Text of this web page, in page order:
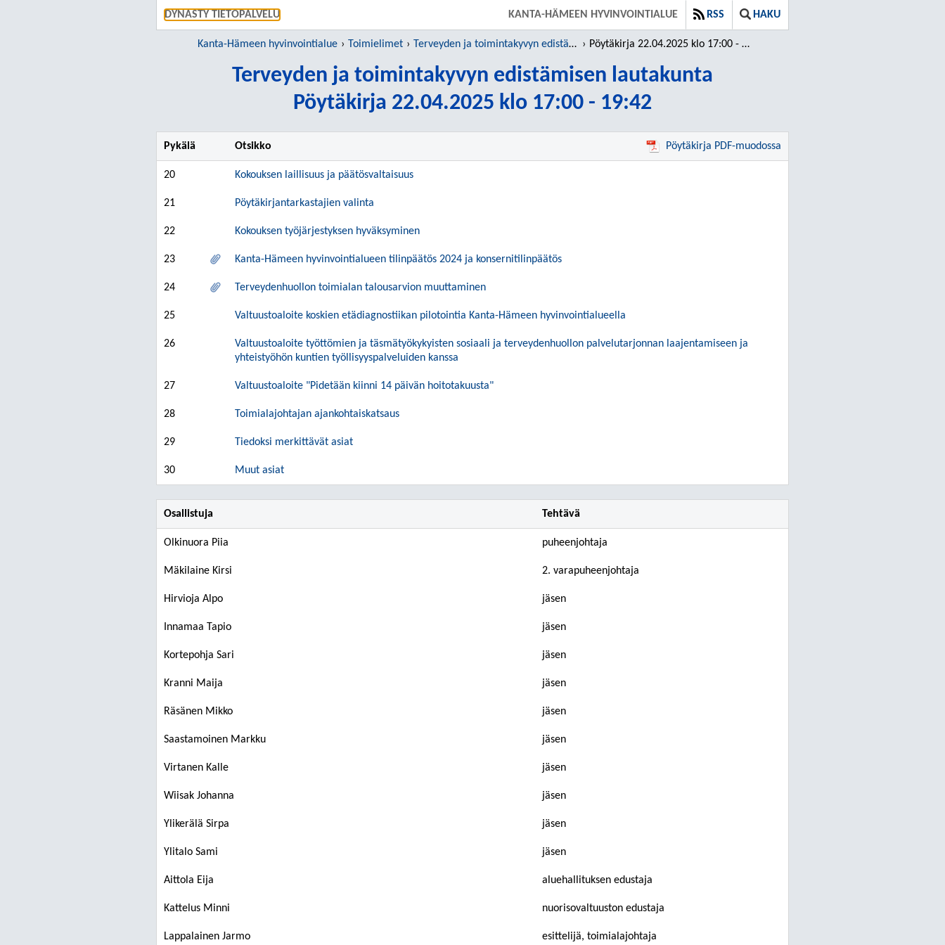
DYNASTY TIETOPALVELU SIIRRY SUORAAN PÄÄSISÄLTÖÖNKANTA-HÄMEEN HYVINVOINTIALUE RSS HAKU
Kanta-Hämeen hyvinvointialue Toimielimet Terveyden ja toimintakyvyn edistämisen lautakunta Pöytäkirja 22.04.2025 klo 17:00 - 19:42
Terveyden ja toimintakyvyn edistämisen lautakunta
Pöytäkirja 22.04.2025 klo 17:00 - 19:42
Pykälä Otsikko Pöytäkirja PDF-muodossa
20 Kokouksen laillisuus ja päätösvaltaisuus
21 Pöytäkirjantarkastajien valinta
22 Kokouksen työjärjestyksen hyväksyminen
23 Kanta-Hämeen hyvinvointialueen tilinpäätös 2024 ja konsernitilinpäätös
24 Terveydenhuollon toimialan talousarvion muuttaminen
25 Valtuustoaloite koskien etädiagnostiikan pilotointia Kanta-Hämeen hyvinvointialueella
26
Valtuustoaloite työttömien ja täsmätyökykyisten sosiaali ja terveydenhuollon palvelutarjonnan laajentamiseen ja
yhteistyöhön kuntien työllisyyspalveluiden kanssa
27 Valtuustoaloite "Pidetään kiinni 14 päivän hoitotakuusta"
28 Toimialajohtajan ajankohtaiskatsaus
29 Tiedoksi merkittävät asiat
30 Muut asiat
Osallistuja Tehtävä
Olkinuora Piia puheenjohtaja
Mäkilaine Kirsi 2. varapuheenjohtaja
Hirvioja Alpo jäsen
Innamaa Tapio jäsen
Kortepohja Sari jäsen
Kranni Maija jäsen
Räsänen Mikko jäsen
Saastamoinen Markku jäsen
Virtanen Kalle jäsen
Wiisak Johanna jäsen
Ylikerälä Sirpa jäsen
Ylitalo Sami jäsen
Aittola Eija aluehallituksen edustaja
Kattelus Minni nuorisovaltuuston edustaja
Lappalainen Jarmo esittelijä, toimialajohtaja